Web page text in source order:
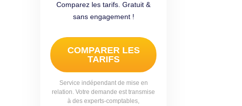
Comparez les tarifs. Gratuit &
sans engagement !
COMPARER LES
TARIFS
Service indépendant de mise en
relation. Votre demande est transmise
à des experts-comptables,